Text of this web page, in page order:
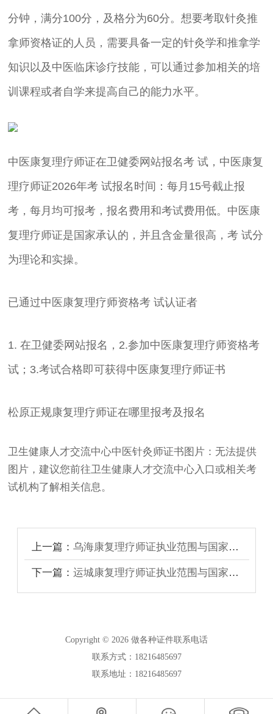
分钟，满分100分，及格分为60分。想要考取针灸推
拿师资格证的人员，需要具备一定的针灸学和推拿学
知识以及中医临床诊疗技能，可以通过参加相关的培
训课程或者自学来提高自己的能力水平。
中医康复理疗师证在卫健委网站报名考 试，中医康复
理疗师证2026年考 试报名时间：每月15号截止报
考，每月均可报考，报名费用和考试费用低。中医康
复理疗师证是国家承认的，并且含金量很高，考 试分
为理论和实操。
已通过中医康复理疗师资格考 试认证者
1. 在卫健委网站报名，2.参加中医康复理疗师资格考
试；3.考试合格即可获得中医康复理疗师证书
松原正规康复理疗师证在哪里报考及报名
卫生健康人才交流中心中医针灸师证书图片：无法提供
图片，建议您前往卫生健康人才交流中心入口或相关考
试机构了解相关信息。
上一篇：乌海康复理疗师证执业范围与国家认可度
下一篇：运城康复理疗师证执业范围与国家认可度
Copyright © 2026 做各种证件联系电话
联系方式：18216485697
联系地址：18216485697